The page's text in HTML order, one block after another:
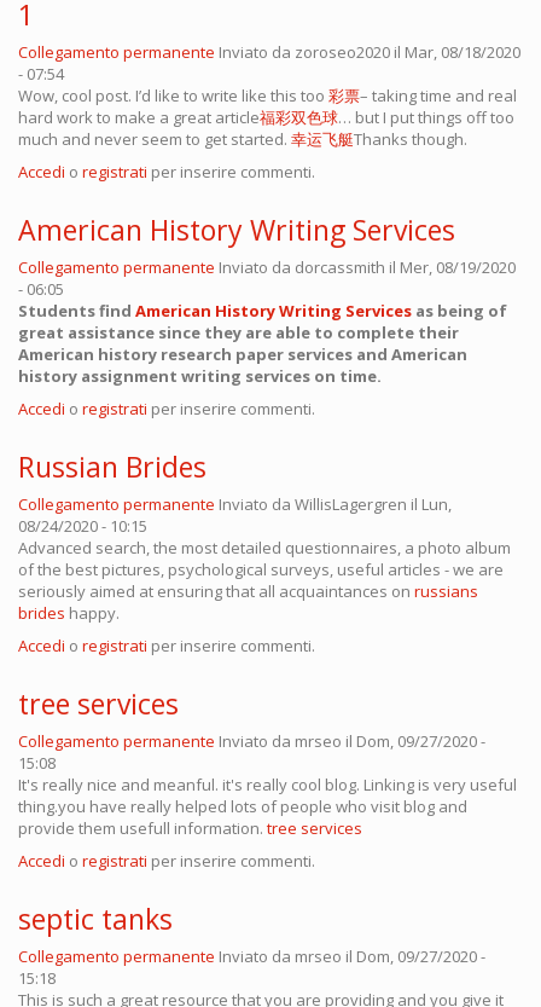
1
Collegamento permanente Inviato da zoroseo2020 il Mar, 08/18/2020
- 07:54
Wow, cool post. I’d like to write like this too 彩票– taking time and real
hard work to make a great article福彩双色球… but I put things off too
much and never seem to get started. 幸运飞艇Thanks though.
Accedi o registrati per inserire commenti.
American History Writing Services
Collegamento permanente Inviato da dorcassmith il Mer, 08/19/2020
- 06:05
Students find American History Writing Services as being of
great assistance since they are able to complete their
American history research paper services and American
history assignment writing services on time.
Accedi o registrati per inserire commenti.
Russian Brides
Collegamento permanente Inviato da WillisLagergren il Lun,
08/24/2020 - 10:15
Advanced search, the most detailed questionnaires, a photo album
of the best pictures, psychological surveys, useful articles - we are
seriously aimed at ensuring that all acquaintances on russians
brides happy.
Accedi o registrati per inserire commenti.
tree services
Collegamento permanente Inviato da mrseo il Dom, 09/27/2020 -
15:08
It's really nice and meanful. it's really cool blog. Linking is very useful
thing.you have really helped lots of people who visit blog and
provide them usefull information. tree services
Accedi o registrati per inserire commenti.
septic tanks
Collegamento permanente Inviato da mrseo il Dom, 09/27/2020 -
15:18
This is such a great resource that you are providing and you give it